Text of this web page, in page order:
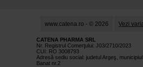
www.catena.ro - © 2026 Vezi
CATENA PHARMA SRL
Nr. Registrul Comerţului: J03/2710/2023
CUI: RO 3008793
Adresă sediu social: judetul Argeş,
Banat nr.2